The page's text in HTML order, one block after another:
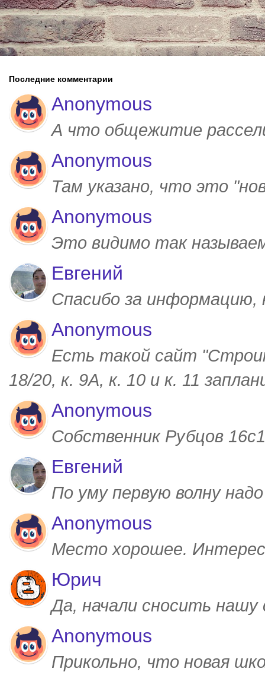
Последние комментарии
Anonymous
А что общежитие
Anonymous
Там указано, что это
Anonymous
Это видимо так
Евгений
Спасибо за
Anonymous
Есть такой сайт
18/20, к. 9А, к. 10 и к. 11
Anonymous
Собственник Рубцов
Евгений
По уму первую волну
Anonymous
Место хорошее.
Юрич
Да, начали сносить
Anonymous
Прикольно, что новая